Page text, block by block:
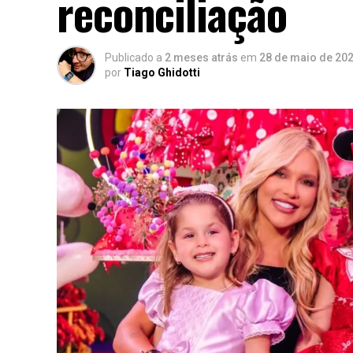
Publicado a 2 meses atrás em 28 de maio de
por Tiago Ghidotti